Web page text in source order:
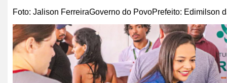
Foto: Jalison FerreiraGoverno do PovoPrefeito: Edimilson